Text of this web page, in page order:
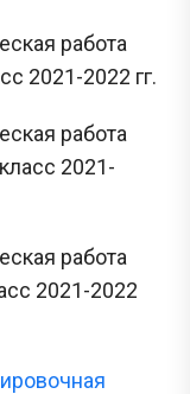
работа
2021-2022 гг.
работа
2021-
работа
2021-2022